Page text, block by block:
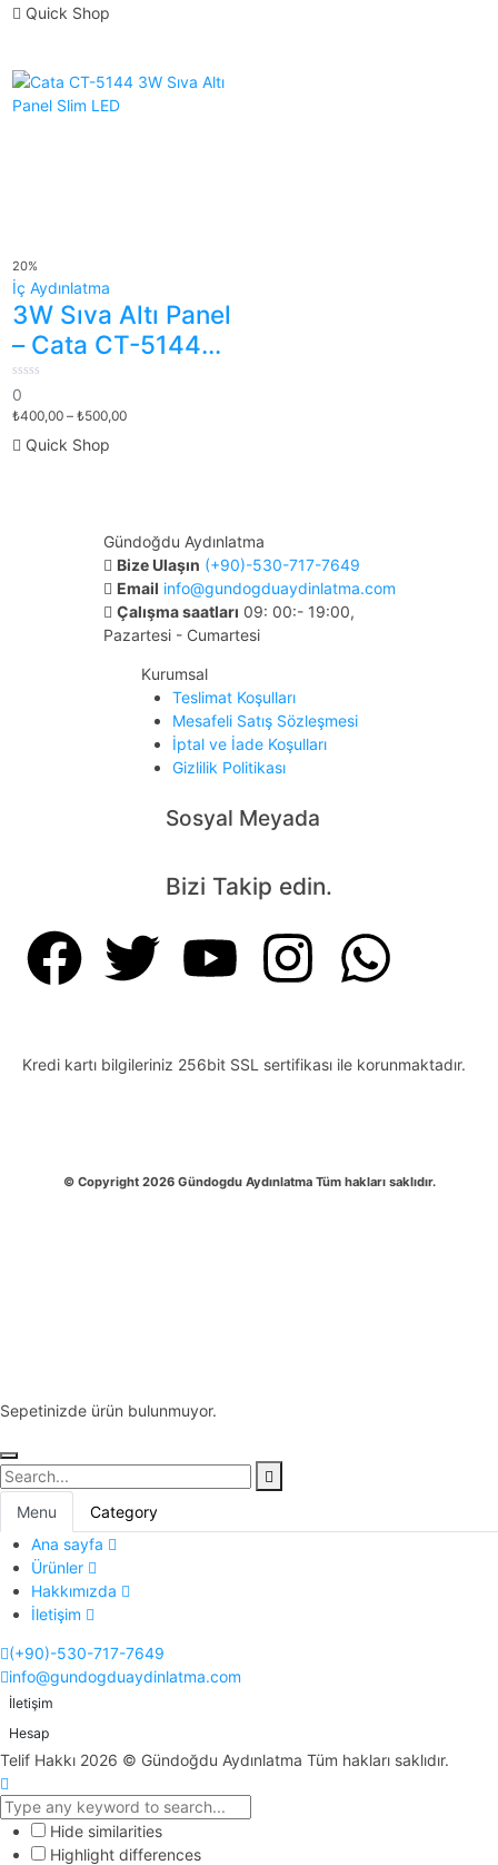
Quick Shop
20%
İç Aydınlatma
3W Sıva Altı Panel
– Cata CT-5144
Slim LED Spot
0
out
of
0
₺400,00 – ₺500,00
Quick Shop
Gündoğdu Aydınlatma
Bize Ulaşın (+90)-530-717-7649
Email info@gundogduaydinlatma.com
Çalışma saatları 09: 00:- 19:00,
Pazartesi - Cumartesi
Kurumsal
Teslimat Koşulları
Mesafeli Satış Sözleşmesi
İptal ve İade Koşulları
Gizlilik Politikası
Sosyal Meyada
Bizi Takip edin.
Kredi kartı bilgileriniz 256bit SSL sertifikası ile korunmaktadır.
© Copyright 2026 Gündogdu Aydınlatma Tüm hakları saklıdır.
Sepetinizde ürün bulunmuyor.
Menu
Category
Ana sayfa
Ürünler
Hakkımızda
İletişim
(+90)-530-717-7649
info@gundogduaydinlatma.com
İletişim
Hesap
Telif Hakkı 2026 © Gündoğdu Aydınlatma Tüm hakları saklıdır.
Hide similarities
Highlight differences